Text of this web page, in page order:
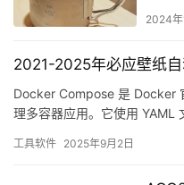
2024年
2021-2025年必应壁纸
Docker Compose 是 Docker
理多容器应用。它使用 YAML
工具软件 2025年9月2日